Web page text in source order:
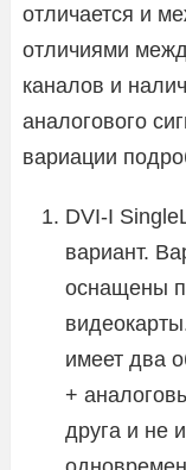
отличается и
отличиями
каналов и
аналогового
вариации
DVI-I
вариант.
оснащены
имеет два
+
друга и не